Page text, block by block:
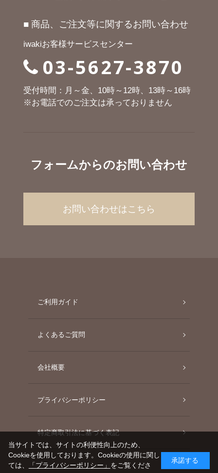
■ 商品、ご注文等に関するお問い合わせ
iwakiお客様サービスセンター
03-5627-3870
受付時間：月～金、10時～12時、13時～16時
※お電話でのご注文は承っておりません
フォームからのお問い合わせ
お問い合わせはこちら
ご利用ガイド
よくあるご質問
会社概要
プライバシーポリシー
特定商取引法に基づく表記
当サイトでは、サイトの利便性向上のため、
Cookieを使用しております。Cookieの使用に関し
ては、
「プライバシーポリシー」 をご覧くださ
承諾する